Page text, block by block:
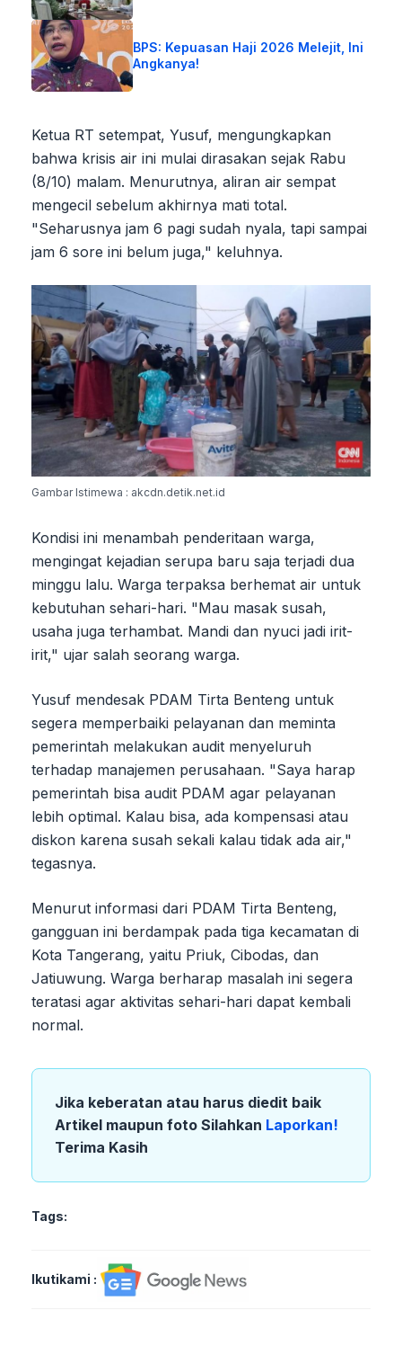
BPS: Kepuasan Haji 2026 Melejit, Ini
Angkanya!
Ketua RT setempat, Yusuf, mengungkapkan
bahwa krisis air ini mulai dirasakan sejak Rabu
(8/10) malam. Menurutnya, aliran air sempat
mengecil sebelum akhirnya mati total.
"Seharusnya jam 6 pagi sudah nyala, tapi sampai
jam 6 sore ini belum juga," keluhnya.
Gambar Istimewa : akcdn.detik.net.id
Kondisi ini menambah penderitaan warga,
mengingat kejadian serupa baru saja terjadi dua
minggu lalu. Warga terpaksa berhemat air untuk
kebutuhan sehari-hari. "Mau masak susah,
usaha juga terhambat. Mandi dan nyuci jadi irit-
irit," ujar salah seorang warga.
Yusuf mendesak PDAM Tirta Benteng untuk
segera memperbaiki pelayanan dan meminta
pemerintah melakukan audit menyeluruh
terhadap manajemen perusahaan. "Saya harap
pemerintah bisa audit PDAM agar pelayanan
lebih optimal. Kalau bisa, ada kompensasi atau
diskon karena susah sekali kalau tidak ada air,"
tegasnya.
Menurut informasi dari PDAM Tirta Benteng,
gangguan ini berdampak pada tiga kecamatan di
Kota Tangerang, yaitu Priuk, Cibodas, dan
Jatiuwung. Warga berharap masalah ini segera
teratasi agar aktivitas sehari-hari dapat kembali
normal.
Jika keberatan atau harus diedit baik
Artikel maupun foto Silahkan Laporkan!
Terima Kasih
Tags:
Ikutikami :